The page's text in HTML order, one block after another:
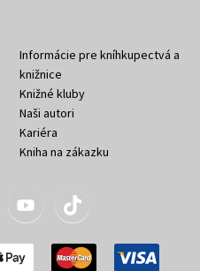
Informácie pre kníhkupectvá a
knižnice
Knižné kluby
Naši autori
Kariéra
Kniha na zákazku